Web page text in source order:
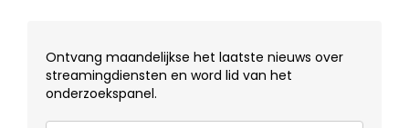
Ontvang maandelijkse het laatste nieuws over
streamingdiensten en word lid van het
onderzoekspanel.